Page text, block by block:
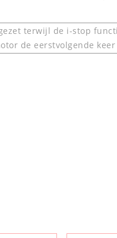
terwijl de i-stop
de eerstvolgende